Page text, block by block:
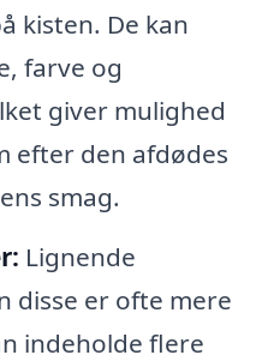
kisten. De kan
farve og
giver mulighed
efter den afdødes
smag.
Lignende
disse er ofte mere
indeholde flere